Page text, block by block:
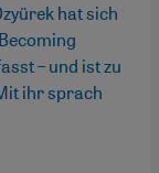
hat sich
– und ist zu
ihr sprach